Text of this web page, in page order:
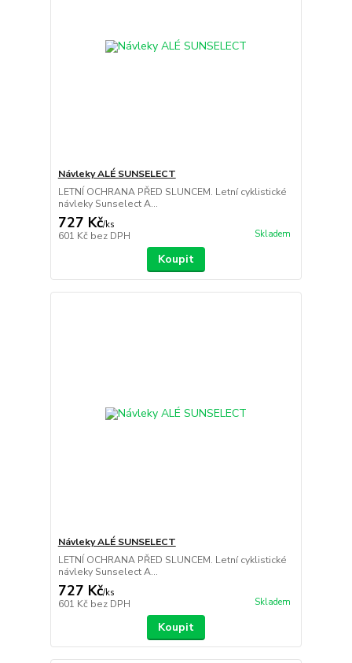
Návleky ALÉ SUNSELECT
LETNÍ OCHRANA PŘED SLUNCEM. Letní cyklistické
návleky Sunselect A...
727 Kč/ks
601 Kč bez DPH Skladem
Koupit
Návleky ALÉ SUNSELECT
LETNÍ OCHRANA PŘED SLUNCEM. Letní cyklistické
návleky Sunselect A...
727 Kč/ks
601 Kč bez DPH Skladem
Koupit